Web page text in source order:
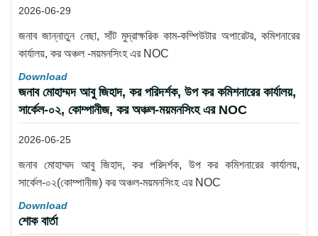
2026-06-29
জনাব জান্নাতুন নেছা, সাঁট মুদ্রাক্ষরিক কাম-কম্পিউটার অপারেটর, কমিশনারের
কার্যালয়, কর অঞ্চল -ময়মনসিংহ এর NOC
Download
জনাব মোহাম্মদ আবু জিহাদ, কর পরিদর্শক, উপ কর কমিশনারের কার্যালয়,
সার্কেল-০২, কোম্পানীজ, কর অঞ্চল-ময়মনসিংহ এর NOC
2026-06-25
জনাব মোহাম্মদ আবু জিহাদ, কর পরিদর্শক, উপ কর কমিশনারের কার্যালয়,
সার্কেল-০২(কোম্পানীজ) কর অঞ্চল-ময়মনসিংহ এর NOC
Download
শোক বার্তা